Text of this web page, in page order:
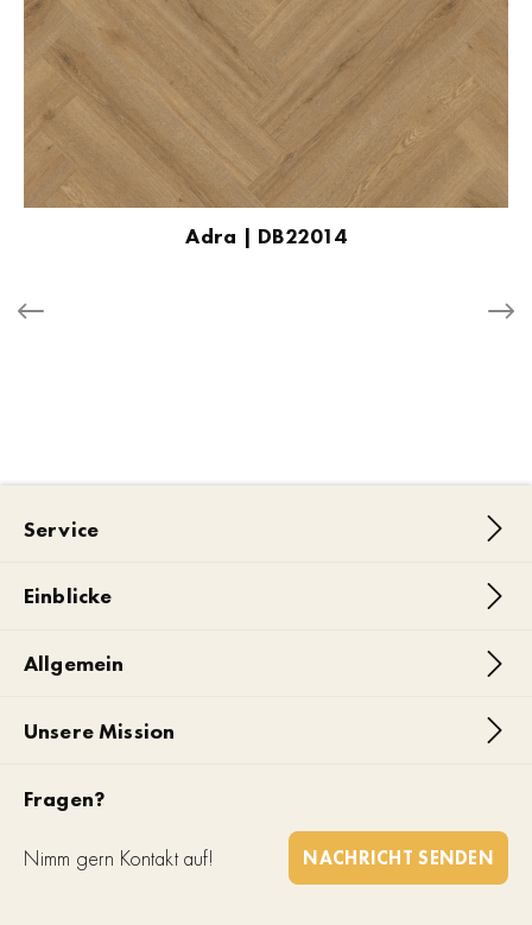
Adra | DB22014
Service
Einblicke
Allgemein
Unsere Mission
Fragen?
Nimm gern Kontakt auf! NACHRICHT SENDEN